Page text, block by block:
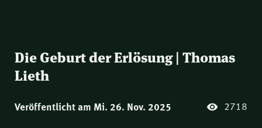
Die Geburt der Erlösung | Thomas
Lieth
Veröffentlicht am Mi. 26. Nov. 2025 2718